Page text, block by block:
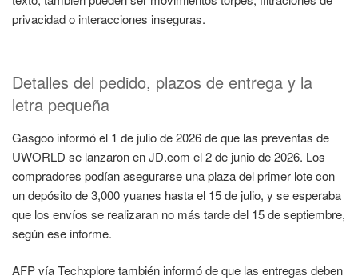
privacidad o interacciones inseguras.
Detalles del pedido, plazos de entrega y la
letra pequeña
Gasgoo informó el 1 de julio de 2026 de que las preventas de
UWORLD se lanzaron en JD.com el 2 de junio de 2026. Los
compradores podían asegurarse una plaza del primer lote con
un depósito de 3,000 yuanes hasta el 15 de julio, y se esperaba
que los envíos se realizaran no más tarde del 15 de septiembre,
según ese informe.
AFP vía Techxplore también informó de que las entregas deben